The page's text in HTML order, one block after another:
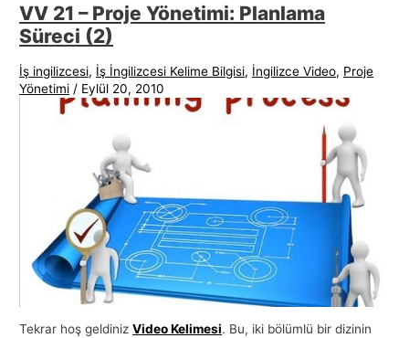
VV 21 – Proje Yönetimi: Planlama
Süreci (2)
İş ingilizcesi, İş İngilizcesi Kelime Bilgisi, İngilizce Video, Proje
Yönetimi / Eylül 20, 2010
Tekrar hoş geldinizVideo Kelimesi. Bu, iki bölümlü bir dizinin